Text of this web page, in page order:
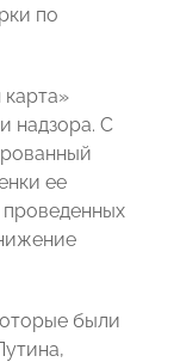
по
надзора. С
ее
были